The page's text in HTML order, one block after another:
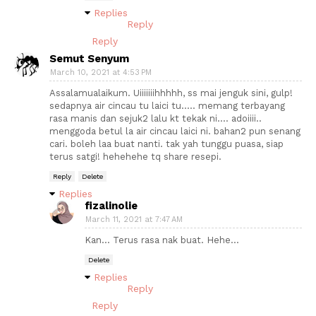
Replies
Reply
Reply
Semut Senyum
March 10, 2021 at 4:53 PM
Assalamualaikum. Uiiiiiiihhhhh, ss mai jenguk sini, gulp!
sedapnya air cincau tu laici tu..... memang terbayang
rasa manis dan sejuk2 lalu kt tekak ni.... adoiiii..
menggoda betul la air cincau laici ni. bahan2 pun senang
cari. boleh laa buat nanti. tak yah tunggu puasa, siap
terus satgi! hehehehe tq share resepi.
Reply Delete
Replies
fizalinolie
March 11, 2021 at 7:47 AM
Kan... Terus rasa nak buat. Hehe...
Delete
Replies
Reply
Reply